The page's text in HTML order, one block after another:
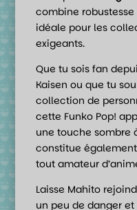
combine
idéale pour les
exigeants.
Que tu sois fan
Kaisen ou que tu
collection de
cette Funko Pop!
une touche sombre
constitue
tout amateur
Laisse Mahito
un peu de danger